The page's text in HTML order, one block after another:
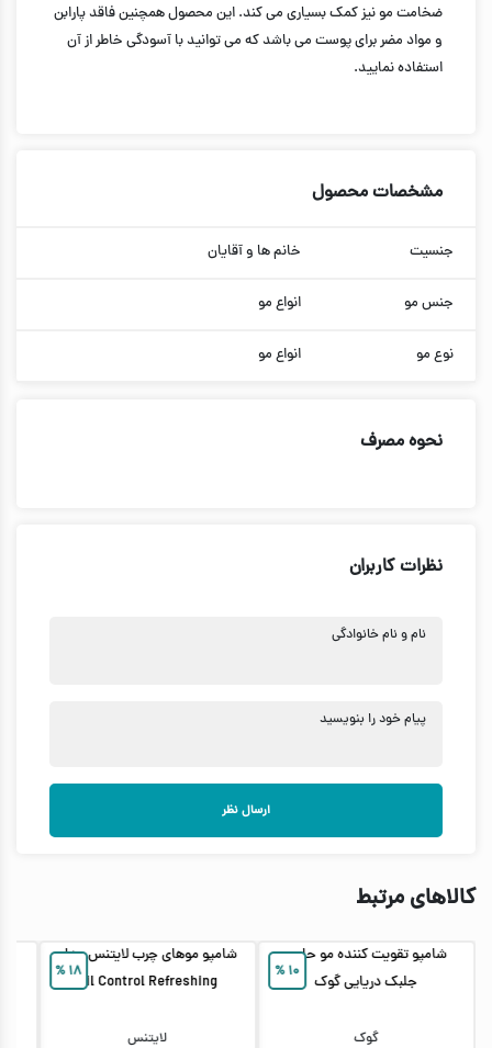
ضخامت مو نیز کمک بسیاری می کند. این محصول همچنین فاقد پارابن
و مواد مضر برای پوست می باشد که می توانید با آسودگی خاطر از آن
استفاده نمایید.
مشخصات محصول
جنسیت خانم ها و آقایان
جنس مو انواع مو
نوع مو انواع مو
نحوه مصرف
نظرات کاربران
نام و نام خانوادگی
پیام خود را بنویسید
ارسال نظر
کالاهای مرتبط
۱۰%
شامپو تقویت کننده مو حاوی
جلبک دریایی گوک
گوک
۱۸%
شامپو موهای چرب لایتنس مدل
Oil Control Refreshing
لایتنس